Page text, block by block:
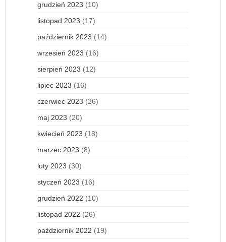
grudzień 2023 (10)
listopad 2023 (17)
październik 2023 (14)
wrzesień 2023 (16)
sierpień 2023 (12)
lipiec 2023 (16)
czerwiec 2023 (26)
maj 2023 (20)
kwiecień 2023 (18)
marzec 2023 (8)
luty 2023 (30)
styczeń 2023 (16)
grudzień 2022 (10)
listopad 2022 (26)
październik 2022 (19)